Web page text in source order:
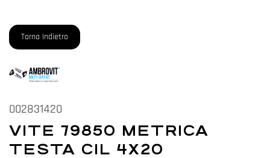
Torna Indietro
002831420
VITE 79850 METRICA
TESTA CIL 4X20